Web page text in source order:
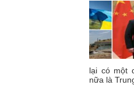
lại có một
nữa là